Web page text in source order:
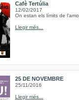
Cafè Tertúlia
12/02/2017
On estan els límits de
Llegir més...
25 DE NOVEMBRE
25/11/2016
Llegir més...